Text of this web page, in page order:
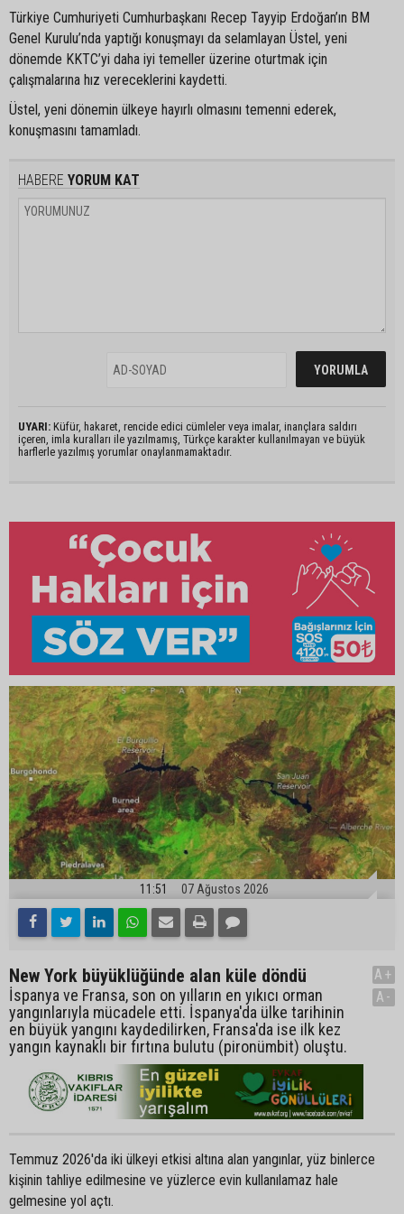
Türkiye Cumhuriyeti Cumhurbaşkanı Recep Tayyip Erdoğan’ın BM
Genel Kurulu’nda yaptığı konuşmayı da selamlayan Üstel, yeni
dönemde KKTC’yi daha iyi temeller üzerine oturtmak için
çalışmalarına hız vereceklerini kaydetti.
Üstel, yeni dönemin ülkeye hayırlı olmasını temenni ederek,
konuşmasını tamamladı.
HABERE YORUM KAT
UYARI: Küfür, hakaret, rencide edici cümleler veya imalar, inançlara saldırı
içeren, imla kuralları ile yazılmamış, Türkçe karakter kullanılmayan ve büyük
harflerle yazılmış yorumlar onaylanmamaktadır.
11:51 07 Ağustos 2026
New York büyüklüğünde alan küle döndü
İspanya ve Fransa, son on yılların en yıkıcı orman
yangınlarıyla mücadele etti. İspanya'da ülke tarihinin
en büyük yangını kaydedilirken, Fransa'da ise ilk kez
yangın kaynaklı bir fırtına bulutu (pironümbit) oluştu.
A+
A-
Temmuz 2026'da iki ülkeyi etkisi altına alan yangınlar, yüz binlerce
kişinin tahliye edilmesine ve yüzlerce evin kullanılamaz hale
gelmesine yol açtı.